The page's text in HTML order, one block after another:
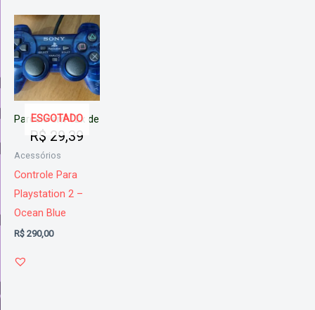
ESGOTADO
Parcele em 12x de
R$ 29,39
Acessórios
Controle Para
Playstation 2 –
Ocean Blue
R$ 290,00